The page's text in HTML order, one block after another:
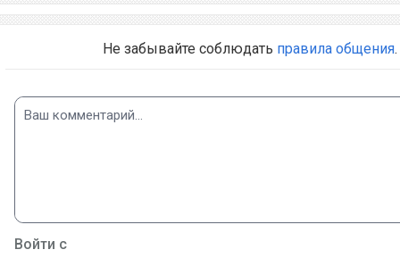
Не забывайте соблюдать правила общения.
Войти с